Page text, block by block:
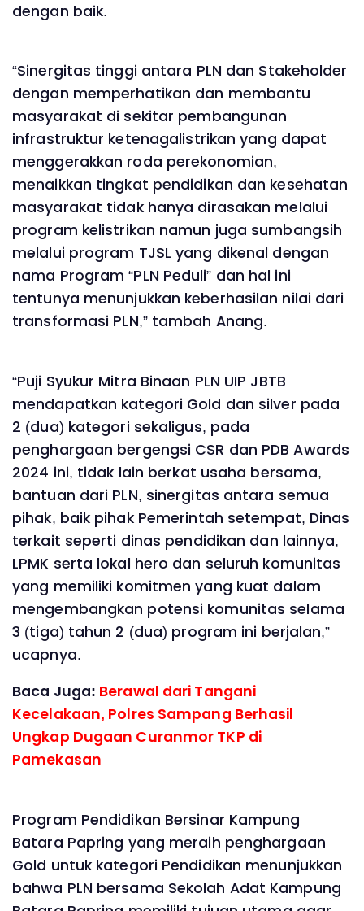
dengan baik.
“Sinergitas tinggi antara PLN dan Stakeholder
dengan memperhatikan dan membantu
masyarakat di sekitar pembangunan
infrastruktur ketenagalistrikan yang dapat
menggerakkan roda perekonomian,
menaikkan tingkat pendidikan dan kesehatan
masyarakat tidak hanya dirasakan melalui
program kelistrikan namun juga sumbangsih
melalui program TJSL yang dikenal dengan
nama Program “PLN Peduli” dan hal ini
tentunya menunjukkan keberhasilan nilai dari
transformasi PLN,” tambah Anang.
“Puji Syukur Mitra Binaan PLN UIP JBTB
mendapatkan kategori Gold dan silver pada
2 (dua) kategori sekaligus, pada
penghargaan bergengsi CSR dan PDB Awards
2024 ini, tidak lain berkat usaha bersama,
bantuan dari PLN, sinergitas antara semua
pihak, baik pihak Pemerintah setempat, Dinas
terkait seperti dinas pendidikan dan lainnya,
LPMK serta lokal hero dan seluruh komunitas
yang memiliki komitmen yang kuat dalam
mengembangkan potensi komunitas selama
3 (tiga) tahun 2 (dua) program ini berjalan,”
ucapnya.
Baca Juga: Berawal dari Tangani
Kecelakaan, Polres Sampang Berhasil
Ungkap Dugaan Curanmor TKP di
Pamekasan
Program Pendidikan Bersinar Kampung
Batara Papring yang meraih penghargaan
Gold untuk kategori Pendidikan menunjukkan
bahwa PLN bersama Sekolah Adat Kampung